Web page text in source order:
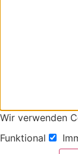
Wir verwenden
Funktional